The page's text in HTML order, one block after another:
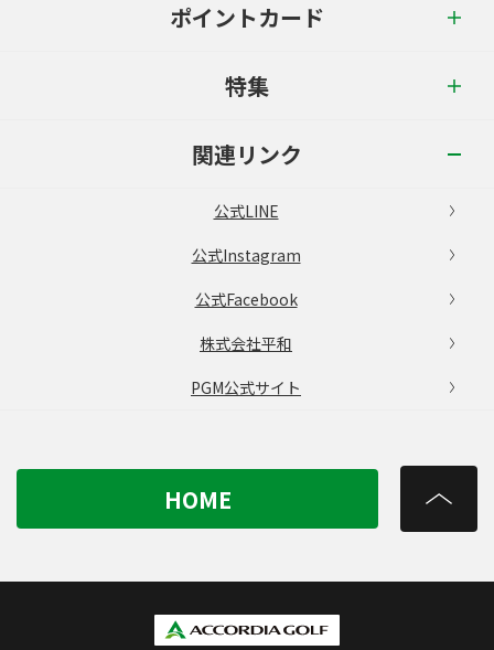
ポイントカード
特集
関連リンク
公式LINE
公式Instagram
公式Facebook
株式会社平和
PGM公式サイト
HOME